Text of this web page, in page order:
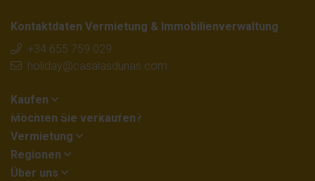
Kontaktdaten Vermietung & Immobilienverwaltung
+34 655 759 029
holiday@casalasdunas.com
Kaufen
Möchten Sie verkaufen?
Vermietung
Regionen
Über uns